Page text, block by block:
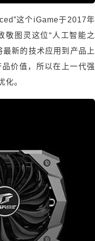
这个iGame于2017年
图灵这位“人工智能之
新的技术应用到产品上
价值，所以在上一代强
化。